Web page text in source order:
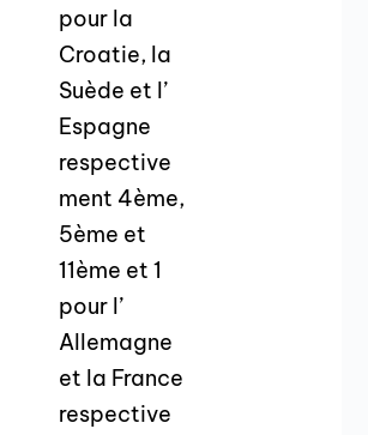
pour la
Croatie, la
Suède et l’
Espagne
respective
ment 4ème,
5ème et
11ème et 1
pour l’
Allemagne
et la France
respective